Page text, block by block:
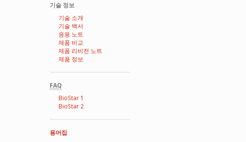
기술 정보
기술 소개
기술 백서
응용 노트
제품 비교
제품 리비전 노트
제품 정보
FAQ
BioStar 1
BioStar 2
용어집